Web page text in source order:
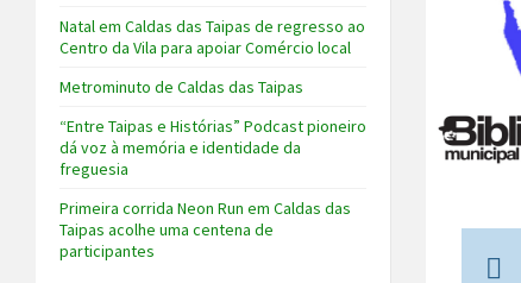
Natal em Caldas das Taipas de regresso ao
Centro da Vila para apoiar Comércio local
Metrominuto de Caldas das Taipas
“Entre Taipas e Histórias” Podcast pioneiro
dá voz à memória e identidade da
freguesia
Primeira corrida Neon Run em Caldas das
Taipas acolhe uma centena de
participantes